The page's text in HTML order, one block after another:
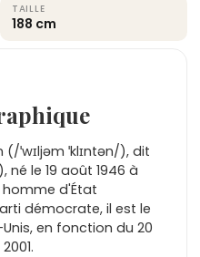
TAILLE
188 cm
ˈwɪljəm ˈklɪntən/), dit
né le 19 août 1946 à
d'État
démocrate, il est le
en fonction du 20